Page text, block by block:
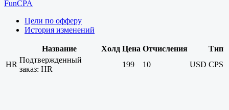
FunCPA
Цели по офферу
История изменений
Название Холд Цена Отчисления
Тип
HR
Подтвержденный
заказ: HR
199 10 USD CPS